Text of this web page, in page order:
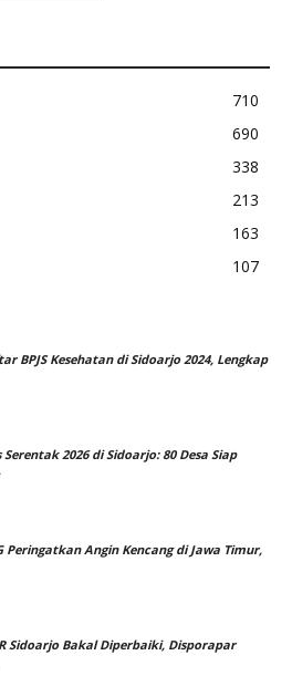
710
690
338
213
163
107
BPJS Kesehatan di Sidoarjo 2024, Lengkap
Serentak 2026 di Sidoarjo: 80 Desa Siap
Peringatkan Angin Kencang di Jawa Timur,
Sidoarjo Bakal Diperbaiki, Disporapar